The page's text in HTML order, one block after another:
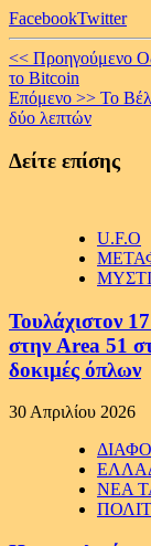
FacebookTwitter
Continue
Reading
<< Προηγούμενο
το Bitcoin
Επόμενο >> Το
δύο λεπτών
Δείτε επίσης
U.F.O
Τουλάχιστον
στην Area 51
δοκιμές όπλων
30 Απριλίου 2026
ΝΕΑ